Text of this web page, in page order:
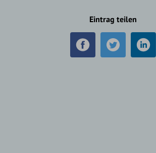
Eintrag teilen